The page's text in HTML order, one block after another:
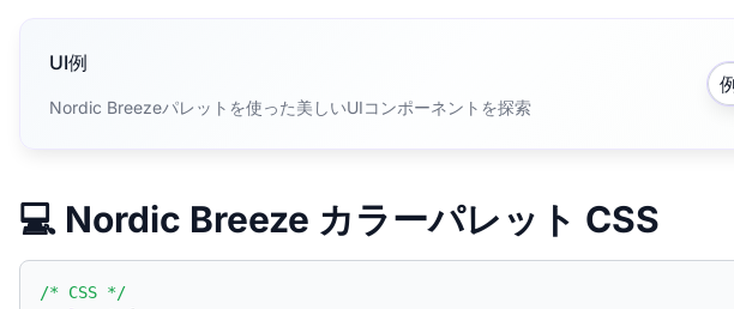
UI例
Nordic Breezeパレットを使った美しいUIコンポーネントを探索
💻 Nordic Breeze カラーパレット CSS
/* CSS */